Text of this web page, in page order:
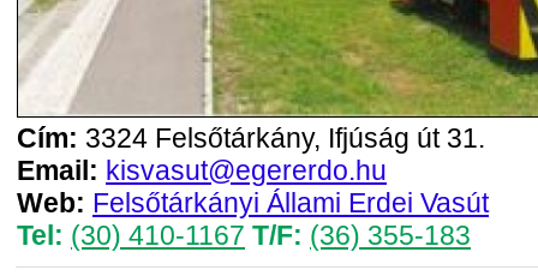
Cím: 3324 Felsőtárkány, Ifjúság út 31.
Email: kisvasut@egererdo.hu
Web: Felsőtárkányi Állami Erdei Vasút
Tel: (30) 410-1167 T/F: (36) 355-183